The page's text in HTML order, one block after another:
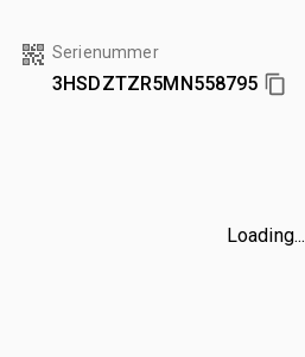
Serienummer
3HSDZTZR5MN558795
Loading...